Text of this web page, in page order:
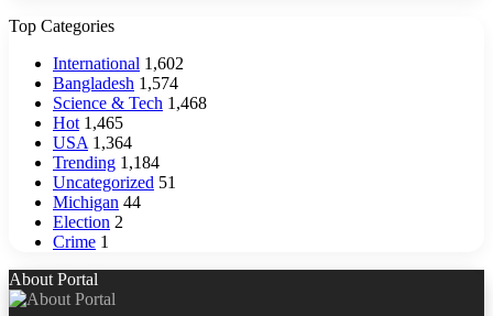
Top Categories
International 1,602
Bangladesh 1,574
Science & Tech 1,468
Hot 1,465
USA 1,364
Trending 1,184
Uncategorized 51
Michigan 44
Election 2
Crime 1
About Portal